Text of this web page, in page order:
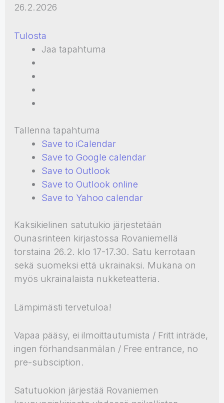
26.2.2026
Tulosta
Jaa tapahtuma
Tallenna tapahtuma
Save to iCalendar
Save to Google calendar
Save to Outlook
Save to Outlook online
Save to Yahoo calendar
Kaksikielinen satutukio järjestetään
Ounasrinteen kirjastossa Rovaniemellä
torstaina 26.2. klo 17-17.30. Satu kerrotaan
sekä suomeksi että ukrainaksi. Mukana on
myös ukrainalaista nukketeatteria.
Lämpimästi tervetuloa!
Vapaa pääsy, ei ilmoittautumista / Fritt inträde,
ingen förhandsanmälan / Free entrance, no
pre-subsciption.
Satutuokion järjestää Rovaniemen